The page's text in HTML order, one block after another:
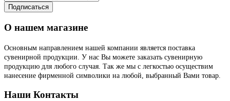
Подписаться
О нашем магазине
Основным направлением нашей компании является поставка
сувенирной продукции. У нас Вы можете заказать сувенирную
продукцию для любого случая. Так же мы с легкостью осуществим
нанесение фирменной символики на любой, выбранный Вами товар.
Наши Контакты